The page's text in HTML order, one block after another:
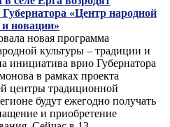
«Центр народной
новации»
новая программа
культуры – традиции и
инициатива врио Губернатора
в рамках проекта
центры традиционной
будут ежегодно получать
и приобретение